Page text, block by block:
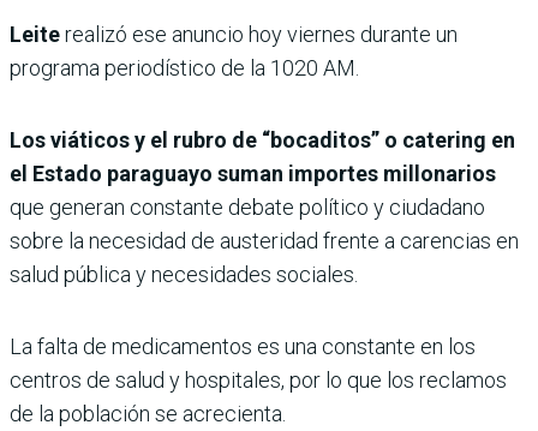
Leiterealizó ese anuncio hoy viernes durante un
programa periodístico de la 1020 AM.
Los viáticos y el rubro de “bocaditos” o catering en
el Estado paraguayo suman importes millonarios
que generan constante debate político y ciudadano
sobre la necesidad de austeridad frente a carencias en
salud pública y necesidades sociales.
La falta de medicamentos es una constante en los
centros de salud y hospitales, por lo que los reclamos
de la población se acrecienta.